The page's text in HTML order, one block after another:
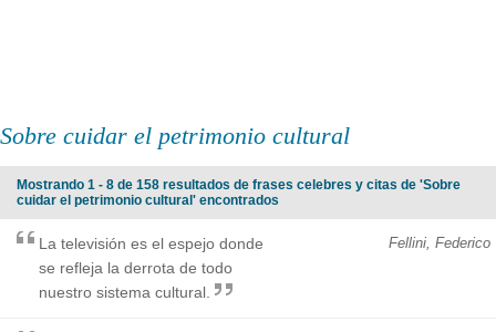
Sobre cuidar el petrimonio cultural
Mostrando 1 - 8 de 158 resultados de frases celebres y citas de 'Sobre
cuidar el petrimonio cultural' encontrados
Fellini, Federico
La televisión es el espejo donde
se refleja la derrota de todo
nuestro sistema cultural.